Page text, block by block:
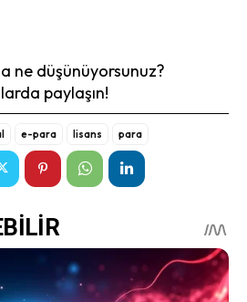
ne düşünüyorsunuz?
paylaşın!
e-para lisans para